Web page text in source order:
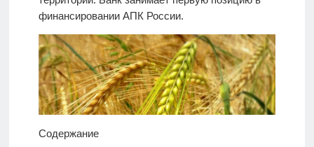
финансировании АПК России.
Содержание